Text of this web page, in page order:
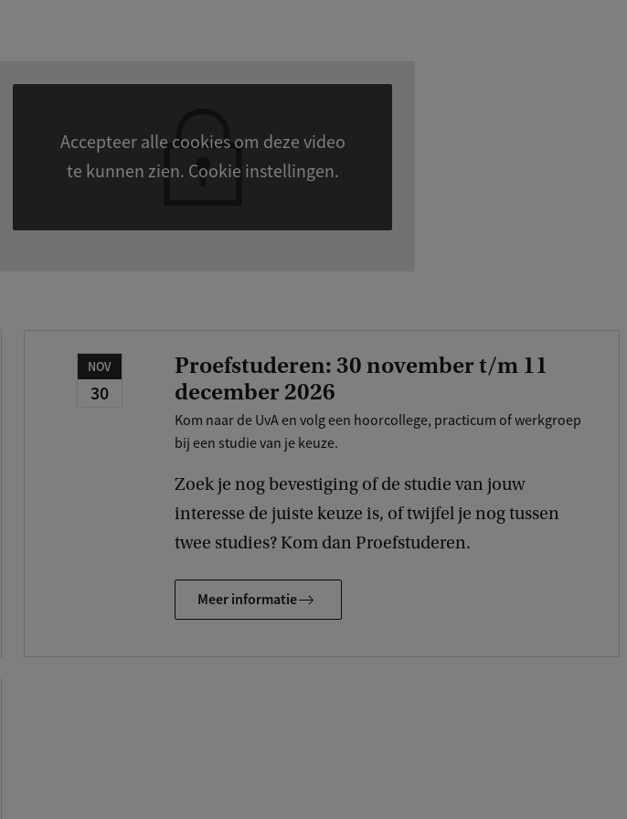
Accepteer alle cookies om deze video
te kunnen zien. Cookie instellingen.
NOV
30
Proefstuderen: 30 november t/m 11
december 2026
Kom naar de UvA en volg een hoorcollege, practicum of werkgroep
bij een studie van je keuze.
Zoek je nog bevestiging of de studie van jouw
interesse de juiste keuze is, of twijfel je nog tussen
twee studies? Kom dan Proefstuderen.
Meer informatie